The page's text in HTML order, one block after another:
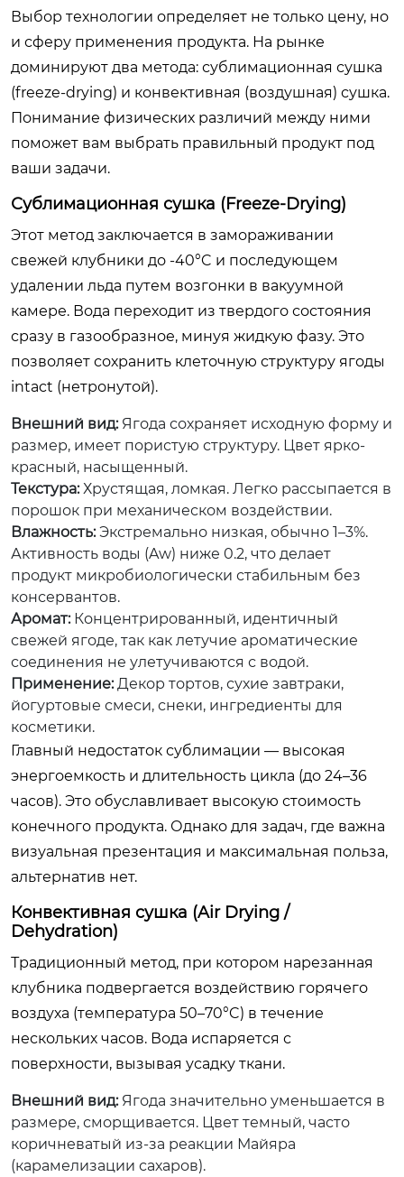
Выбор технологии определяет не только цену, но
и сферу применения продукта. На рынке
доминируют два метода: сублимационная сушка
(freeze-drying) и конвективная (воздушная) сушка.
Понимание физических различий между ними
поможет вам выбрать правильный продукт под
ваши задачи.
Сублимационная сушка (Freeze-Drying)
Этот метод заключается в замораживании
свежей клубники до -40°C и последующем
удалении льда путем возгонки в вакуумной
камере. Вода переходит из твердого состояния
сразу в газообразное, минуя жидкую фазу. Это
позволяет сохранить клеточную структуру ягоды
intact (нетронутой).
Внешний вид:Ягода сохраняет исходную форму и
размер, имеет пористую структуру. Цвет ярко-
красный, насыщенный.
Текстура:Хрустящая, ломкая. Легко рассыпается в
порошок при механическом воздействии.
Влажность:Экстремально низкая, обычно 1–3%.
Активность воды (Aw) ниже 0.2, что делает
продукт микробиологически стабильным без
консервантов.
Аромат:Концентрированный, идентичный
свежей ягоде, так как летучие ароматические
соединения не улетучиваются с водой.
Применение:Декор тортов, сухие завтраки,
йогуртовые смеси, снеки, ингредиенты для
косметики.
Главный недостаток сублимации — высокая
энергоемкость и длительность цикла (до 24–36
часов). Это обуславливает высокую стоимость
конечного продукта. Однако для задач, где важна
визуальная презентация и максимальная польза,
альтернатив нет.
Конвективная сушка (Air Drying /
Dehydration)
Традиционный метод, при котором нарезанная
клубника подвергается воздействию горячего
воздуха (температура 50–70°C) в течение
нескольких часов. Вода испаряется с
поверхности, вызывая усадку ткани.
Внешний вид:Ягода значительно уменьшается в
размере, сморщивается. Цвет темный, часто
коричневатый из-за реакции Майяра
(карамелизации сахаров).